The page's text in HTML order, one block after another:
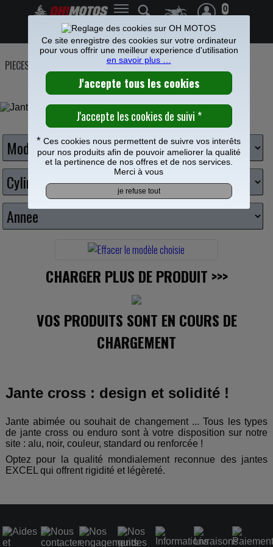
0
Frais de port offerts à partir de 49€
PIECES MOTO >Jante cross
JANTE CROSS
Choisissez votre moto
CHARGER PLUS DE PRODUIT >>>
VOS PRODUITS SONT EN COURS DE
CHARGEMENT
Jante cross : design et solidité !
Jante abimée ou souhait de changement ... Tous les types
de jante cross ou enduro sont à votre disposition sur notre
site : alu, noir, couleur, standard ou renforcée !
Optez pour la qualité mondialement reconnue des jantes
EXCEL qui offrent rigidité et légèreté.
Ce site enregistre des cookies sur votre ordinateur
pour vous offrir une meilleur experience d'utilisation
en savoir plus …
* Ces cookies nous permettent de suivre vos interêts
pour nos produits afin de pouvoir ameliorer la qualité
et la pertinence de nos offres et de nos services.
Merci à vous